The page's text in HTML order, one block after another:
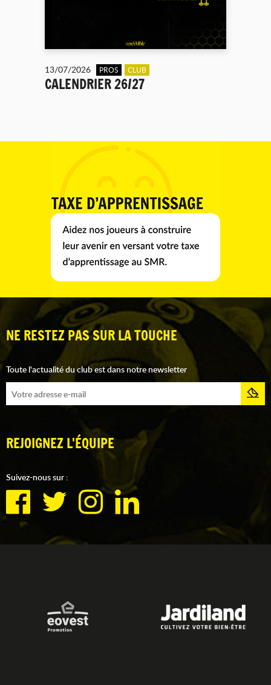
13/07/2026 PROS CLUB
CALENDRIER 26/27
NE RESTEZ PAS SUR LA TOUCHE
Toute l'actualité du club est dans notre newsletter
REJOIGNEZ L'ÉQUIPE
Suivez-nous sur :